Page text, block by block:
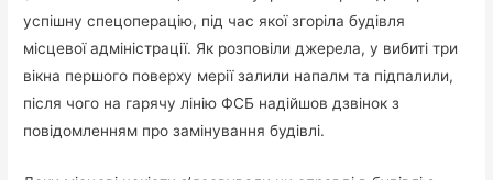
успішну спецоперацію, під час якої згоріла будівля
місцевої адміністрації. Як розповіли джерела, у вибиті три
вікна першого поверху мерії залили напалм та підпалили,
після чого на гарячу лінію ФСБ надійшов дзвінок з
повідомленням про замінування будівлі.